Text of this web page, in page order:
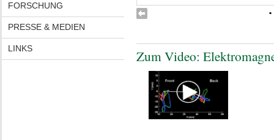
FORSCHUNG
PRESSE & MEDIEN
LINKS
•
Zum Video: